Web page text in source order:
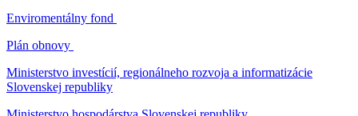
Enviromentálny fond
Plán obnovy
Ministerstvo investícií, regionálneho rozvoja a informatizácie
Slovenskej republiky